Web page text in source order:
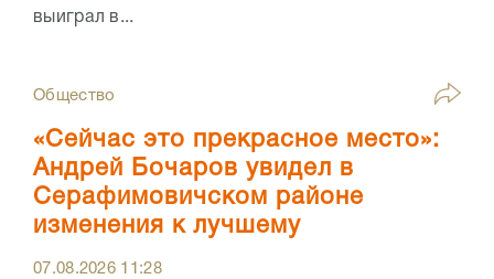
выиграл в...
Общество
«Сейчас это прекрасное место»:
Андрей Бочаров увидел в
Серафимовичском районе
изменения к лучшему
07.08.2026 11:28